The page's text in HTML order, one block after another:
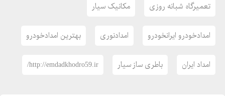
تعمیرگاه شبانه روزی مکانیک سیار
امدادخودرو ایرانخودرو امدادنوری بهترین امدادخودرو
امداد ایران باطری ساز سیار http://emdadkhodro59.ir/